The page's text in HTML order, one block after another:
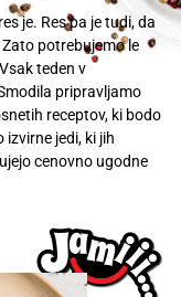
je. Res pa je tudi, da
potrebujemo le
teden v
pripravljamo
receptov, ki bodo
jedi, ki jih
cenovno ugodne